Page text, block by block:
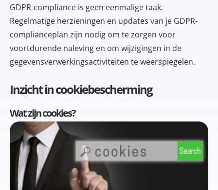
GDPR-compliance is geen eenmalige taak.
Regelmatige herzieningen en updates van je GDPR-
complianceplan zijn nodig om te zorgen voor
voortdurende naleving en om wijzigingen in de
gegevensverwerkingsactiviteiten te weerspiegelen.
Inzicht in cookiebescherming
Wat zijn cookies?